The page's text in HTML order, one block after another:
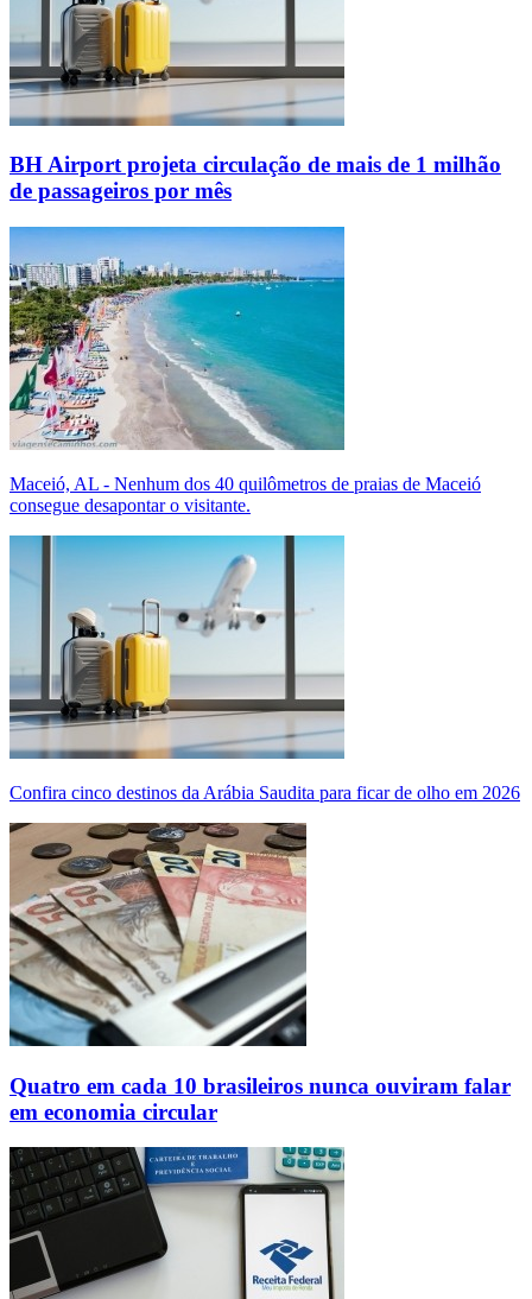
BH Airport projeta circulação de mais de 1 milhão
de passageiros por mês
Maceió, AL - Nenhum dos 40 quilômetros de praias de Maceió
consegue desapontar o visitante.
Confira cinco destinos da Arábia Saudita para ficar de olho em 2026
Quatro em cada 10 brasileiros nunca ouviram falar
em economia circular